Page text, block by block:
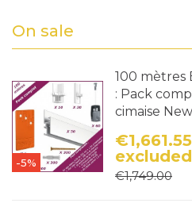
On sale
-5%
100 mètres
: Pack
cimaise
Price
€1,661.55
excluded
Regular
€1,749.00